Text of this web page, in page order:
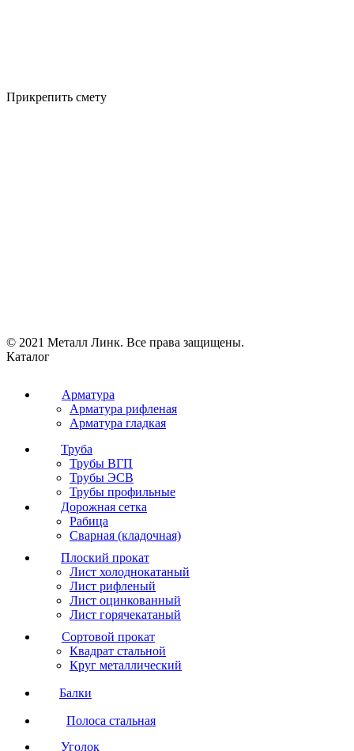
Прикрепить смету
© 2021 Металл Линк. Все права защищены.
Каталог
Арматура
Арматура рифленая
Арматура гладкая
Труба
Трубы ВГП
Трубы ЭСВ
Трубы профильные
Дорожная сетка
Рабица
Сварная (кладочная)
Плоский прокат
Лист холоднокатаный
Лист рифленый
Лист оцинкованный
Лист горячекатаный
Сортовой прокат
Квадрат стальной
Круг металлический
Балки
Полоса стальная
Уголок